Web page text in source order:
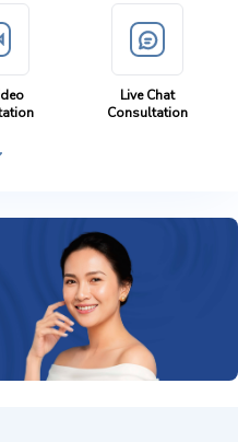
Live Chat
Consultation